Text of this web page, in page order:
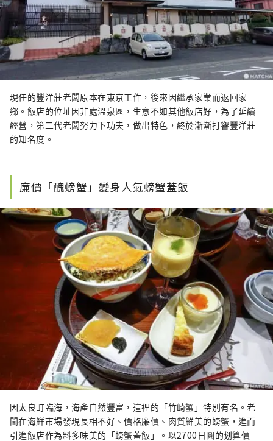
現任的豐洋莊老闆原本在東京工作，後來因繼承家業而返回家
鄉。飯店的位址因非處溫泉區，生意不如其他飯店好，為了延續
經營，第二代老闆努力下功夫，做出特色，終於漸漸打響豐洋莊
的知名度。
廉價「醜螃蟹」變身人氣螃蟹蓋飯
因太良町臨海，海產自然豐富，這裡的「竹崎蟹」特別有名。老
闆在海鮮市場發現長相不好、價格廉價、肉質鮮美的螃蟹，進而
引進飯店作為料多味美的「螃蟹蓋飯」。以2700日圓的划算價